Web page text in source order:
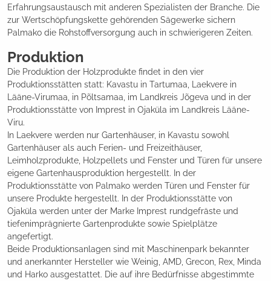
Erfahrungsaustausch mit anderen Spezialisten der Branche. Die
zur Wertschöpfungskette gehörenden Sägewerke sichern
Palmako die Rohstoffversorgung auch in schwierigeren Zeiten.
Produktion
Die Produktion der Holzprodukte findet in den vier
Produktionsstätten statt: Kavastu in Tartumaa, Laekvere in
Lääne-Virumaa, in Põltsamaa, im Landkreis Jõgeva und in der
Produktionsstätte von Imprest in Ojaküla im Landkreis Lääne-
Viru.
In Laekvere werden nur Gartenhäuser, in Kavastu sowohl
Gartenhäuser als auch Ferien- und Freizeithäuser,
Leimholzprodukte, Holzpellets und Fenster und Türen für unsere
eigene Gartenhausproduktion hergestellt. In der
Produktionsstätte von Palmako werden Türen und Fenster für
unsere Produkte hergestellt. In der Produktionsstätte von
Ojaküla werden unter der Marke Imprest rundgefräste und
tiefenimprägnierte Gartenprodukte sowie Spielplätze
angefertigt.
Beide Produktionsanlagen sind mit Maschinenpark bekannter
und anerkannter Hersteller wie Weinig, AMD, Grecon, Rex, Minda
und Harko ausgestattet. Die auf ihre Bedürfnisse abgestimmte